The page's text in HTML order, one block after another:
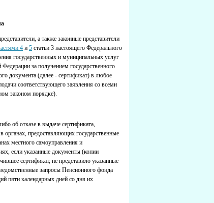
а также законные представители
4 и 5 статьи 3 настоящего Федерального
государственных и муниципальных услуг
за получением государственного
документа (далее - сертификат) в любое
соответствующего заявления со всеми
законом порядке).
об отказе в выдаче сертификата,
предоставляющих государственные
местного самоуправления и
если указанные документы (копии
сертификат, не представило указанные
запросы Пенсионного фонда
пяти календарных дней со дня их